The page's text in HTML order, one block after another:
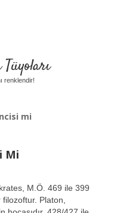
renklendir!
mi
Mi
M.Ö. 469 ile 399
filozoftur. Platon,